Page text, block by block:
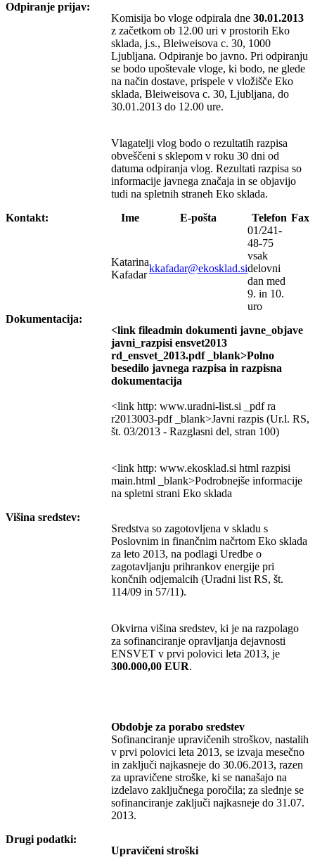
Odpiranje prijav:
Komisija bo vloge odpirala dne 30.01.2013
z začetkom ob 12.00 uri v prostorih Eko
sklada, j.s., Bleiweisova c. 30, 1000
Ljubljana. Odpiranje bo javno. Pri odpiranju
se bodo upoštevale vloge, ki bodo, ne glede
na način dostave, prispele v vložišče Eko
sklada, Bleiweisova c. 30, Ljubljana, do
30.01.2013 do 12.00 ure.
Vlagatelji vlog bodo o rezultatih razpisa
obveščeni s sklepom v roku 30 dni od
datuma odpiranja vlog. Rezultati razpisa so
informacije javnega značaja in se objavijo
tudi na spletnih straneh Eko sklada.
Kontakt:
Ime E-pošta Telefon Fax
Katarina
Kafadar
kkafadar@ekosklad.si
01/241-
48-75
vsak
delovni
dan med
9. in 10.
uro
Dokumentacija:
<link fileadmin dokumenti javne_objave
javni_razpisi ensvet2013
rd_ensvet_2013.pdf _blank>Polno
besedilo javnega razpisa in razpisna
dokumentacija
<link http: www.uradni-list.si _pdf ra
r2013003-pdf _blank>Javni razpis (Ur.l. RS,
št. 03/2013 - Razglasni del, stran 100)
<link http: www.ekosklad.si html razpisi
main.html _blank>Podrobnejše informacije
na spletni strani Eko sklada
Višina sredstev:
Sredstva so zagotovljena v skladu s
Poslovnim in finančnim načrtom Eko sklada
za leto 2013, na podlagi Uredbe o
zagotavljanju prihrankov energije pri
končnih odjemalcih (Uradni list RS, št.
114/09 in 57/11).
Okvirna višina sredstev, ki je na razpolago
za sofinanciranje opravljanja dejavnosti
ENSVET v prvi polovici leta 2013, je
300.000,00 EUR.
Obdobje za porabo sredstev
Sofinanciranje upravičenih stroškov, nastalih
v prvi polovici leta 2013, se izvaja mesečno
in zaključi najkasneje do 30.06.2013, razen
za upravičene stroške, ki se nanašajo na
izdelavo zaključnega poročila; za slednje se
sofinanciranje zaključi najkasneje do 31.07.
2013.
Drugi podatki:
Upravičeni stroški